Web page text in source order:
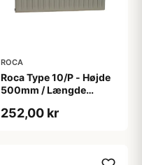
ROCA
Roca Type 10/P - Højde
500mm / Længde
252,00 kr